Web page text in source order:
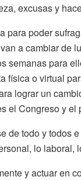
excusas y
para poder
a cambiar de
semanas para
física o virtual
lograr un
el Congreso y el
de todo y todos
lo laboral,
y actuar en